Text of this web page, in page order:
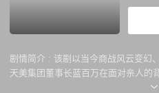
剧情简介 : 该剧以当今商战风云变幻
天美集团董事长蓝百万在面对亲人的
地反击，自我救赎的故事。生动展现